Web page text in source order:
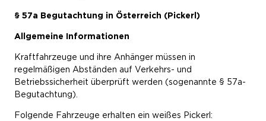
§ 57a Begutachtung in Österreich (Pickerl)
Allgemeine Informationen
Kraftfahrzeuge und ihre Anhänger müssen in
regelmäßigen Abständen auf Verkehrs- und
Betriebssicherheit überprüft werden (sogenannte § 57a-
Begutachtung).
Folgende Fahrzeuge erhalten ein weißes Pickerl: